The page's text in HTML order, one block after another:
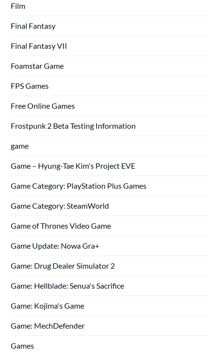
Film
Final Fantasy
Final Fantasy VII
Foamstar Game
FPS Games
Free Online Games
Frostpunk 2 Beta Testing Information
game
Game – Hyung-Tae Kim's Project EVE
Game Category: PlayStation Plus Games
Game Category: SteamWorld
Game of Thrones Video Game
Game Update: Nowa Gra+
Game: Drug Dealer Simulator 2
Game: Hellblade: Senua's Sacrifice
Game: Kojima's Game
Game: MechDefender
Games